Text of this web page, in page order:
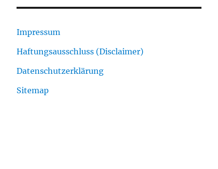
Impressum
Haftungsausschluss (Disclaimer)
Datenschutzerklärung
Sitemap